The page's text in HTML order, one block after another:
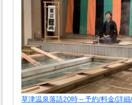
草津温泉落語20時～予約/料金/詳